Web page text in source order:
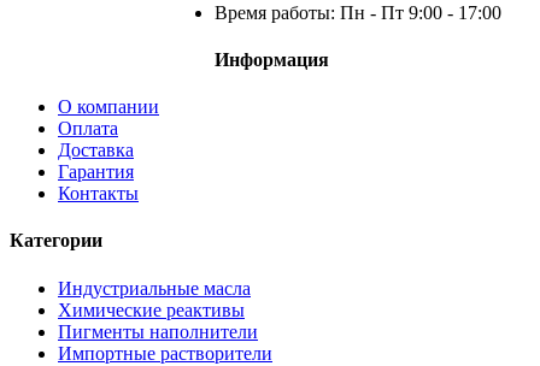
Время работы: Пн - Пт 9:00 - 17:00
Информация
О компании
Оплата
Доставка
Гарантия
Контакты
Категории
Индустриальные масла
Химические реактивы
Пигменты наполнители
Импортные растворители